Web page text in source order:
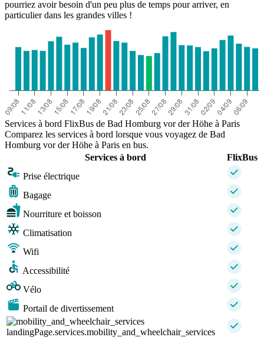
pourriez avoir besoin d'un peu plus de temps pour arriver, en
particulier dans les grandes villes !
Services à bord FlixBus de Bad Homburg vor der Höhe à Paris
Comparez les services à bord lorsque vous voyagez de Bad
Homburg vor der Höhe à Paris en bus.
Services à bord
FlixBus
Prise électrique
Bagage
Nourriture et boisson
Climatisation
Wifi
Accessibilité
Vélo
Portail de divertissement
landingPage.services.mobility_and_wheelchair_services